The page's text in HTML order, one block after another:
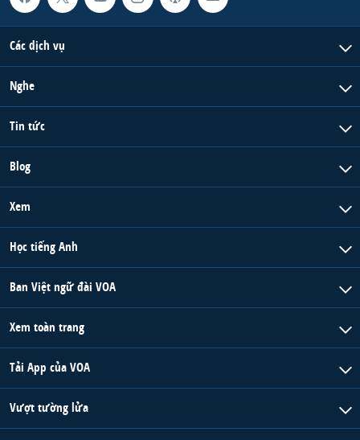
Các dịch vụ
Nghe
Tin tức
Blog
Xem
Học tiếng Anh
Ban Việt ngữ đài VOA
Xem toàn trang
Tải App của VOA
Vượt tường lửa